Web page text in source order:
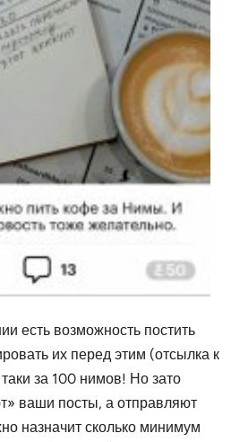
есть возможность постить
их перед этим (отсылка к
за 100 нимов! Но зато
ваши посты, а отправляют
назначит сколько минимум